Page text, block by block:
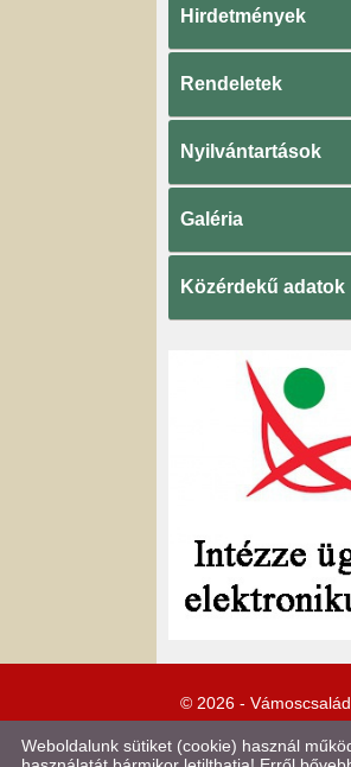
Hirdetmények
Rendeletek
Nyilvántartások
Galéria
Közérdekű adatok
© 2026 -
Weboldalunk sütiket (cookie) használ